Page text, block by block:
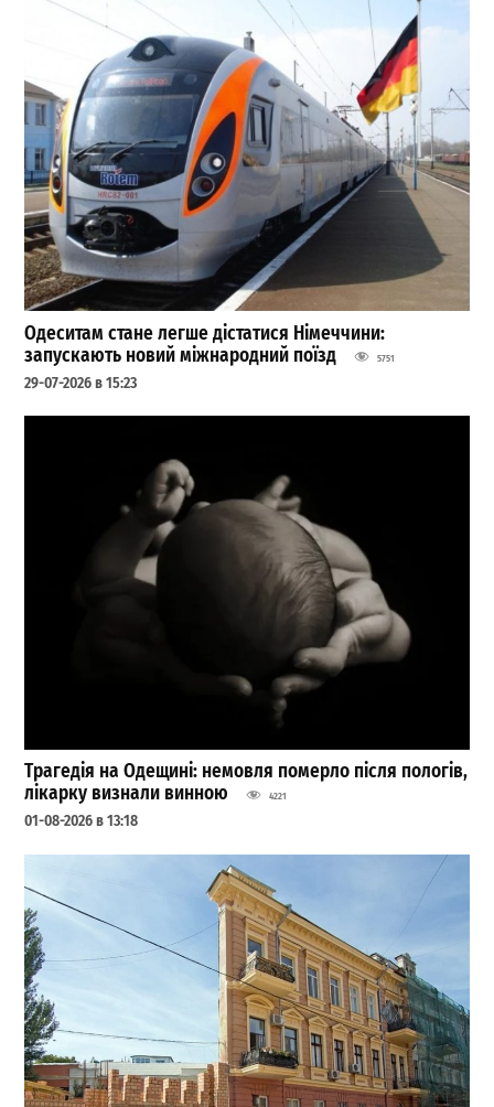
Одеситам стане легше дістатися Німеччини:
запускають новий міжнародний поїзд
5751
29-07-2026 в 15:23
Трагедія на Одещині: немовля померло після пологів,
лікарку визнали винною
4221
01-08-2026 в 13:18